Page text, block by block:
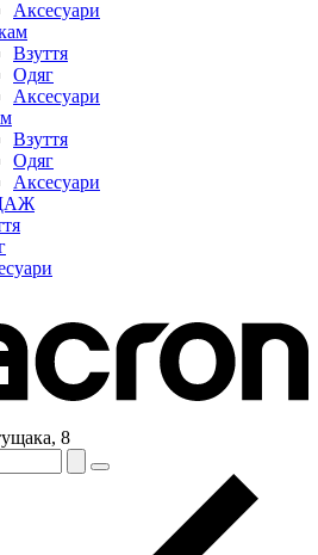
Аксесуари
Взуття
Одяг
Аксесуари
Взуття
Одяг
Аксесуари
8